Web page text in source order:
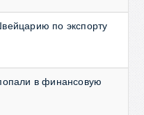
по экспорту
в финансовую